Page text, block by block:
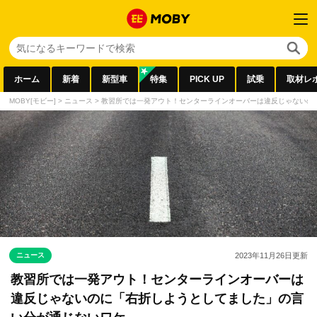
ホーム 新着 新型車 特集 PICK UP 試乗 取材レ
MOBY[モビー] > ニュース > 教習所では一発アウト！センターラインオーバーは違反じゃない
ニュース 2023年11月26日更新
教習所では一発アウト！センターラインオーバーは
違反じゃないのに「右折しようとしてました」の言